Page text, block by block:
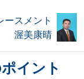
ースメント
渥美康晴
イント